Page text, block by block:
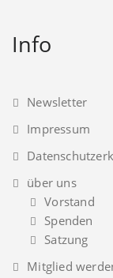
Info
Newsletter
Impressum
über uns
Vorstand
Spenden
Satzung
Mitglied